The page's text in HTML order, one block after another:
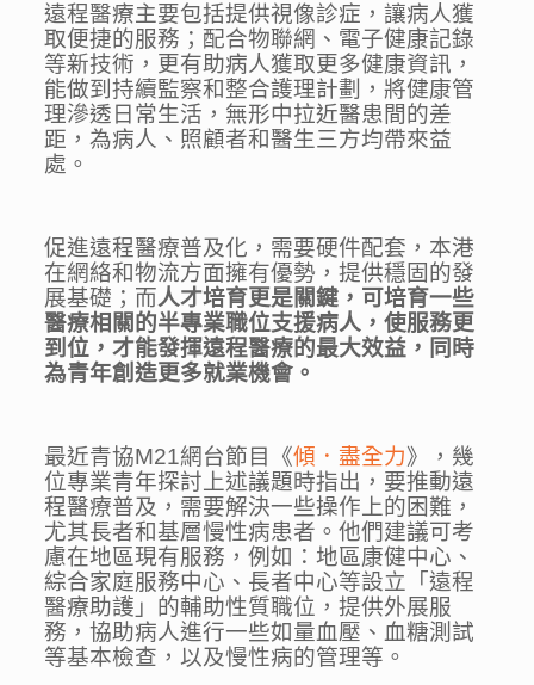
遠程醫療主要包括提供視像診症，讓病人獲
取便捷的服務；配合物聯網、電子健康記錄
等新技術，更有助病人獲取更多健康資訊，
能做到持續監察和整合護理計劃，將健康管
理滲透日常生活，無形中拉近醫患間的差
距，為病人、照顧者和醫生三方均帶來益
處。
促進遠程醫療普及化，需要硬件配套，本港
在網絡和物流方面擁有優勢，提供穩固的發
展基礎；而人才培育更是關鍵，可培育一些
醫療相關的半專業職位支援病人，使服務更
到位，才能發揮遠程醫療的最大效益，同時
為青年創造更多就業機會。
最近青協M21網台節目《傾．盡全力》，幾
位專業青年探討上述議題時指出，要推動遠
程醫療普及，需要解決一些操作上的困難，
尤其長者和基層慢性病患者。他們建議可考
慮在地區現有服務，例如：地區康健中心、
綜合家庭服務中心、長者中心等設立「遠程
醫療助護」的輔助性質職位，提供外展服
務，協助病人進行一些如量血壓、血糖測試
等基本檢查，以及慢性病的管理等。